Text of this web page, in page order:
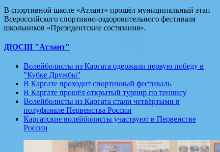
В спортивной школе «Атлант» прошёл муниципальный этап
Всероссийского спортивно-оздоровительного фестиваля
школьников «Президентские состязания».
ДЮСШ "Атлант"
Волейболисты из Каргата одержали первую победу в
"Кубке Дружбы"
В Каргате проходит спортивный фестиваль
В Каргате прошёл открытый турнир по теннису
Волейболисты из Каргата стали четвёртыми в
полуфинале Первенства России
Каргатские волейболисты участвуют в Первенстве
России